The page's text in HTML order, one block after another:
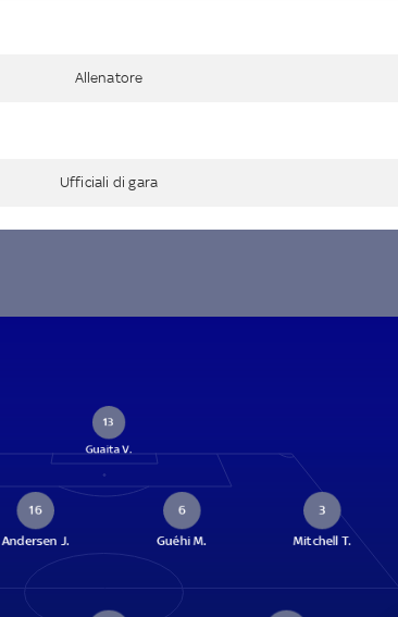
Allenatore
Ufficiali di gara
13
Guaita V.
16
Andersen J.
6
Guéhi M.
3
Mitchell T.